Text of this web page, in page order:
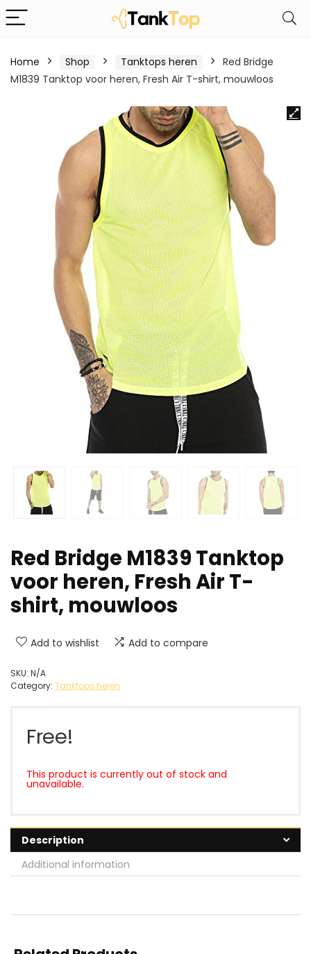
Home Shop Tanktops heren
Red Bridge
M1839 Tanktop voor heren, Fresh Air T-shirt, mouwloos
Red Bridge M1839 Tanktop
voor heren, Fresh Air T-
shirt, mouwloos
Add to wishlist Add to compare
SKU: N/A
Category: Tanktops heren
Free!
This product is currently out of stock and
unavailable.
Description
Additional information